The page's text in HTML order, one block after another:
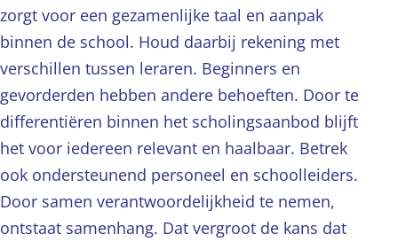
zorgt voor een gezamenlijke taal en aanpak
binnen de school. Houd daarbij rekening met
verschillen tussen leraren. Beginners en
gevorderden hebben andere behoeften. Door te
differentiëren binnen het scholingsaanbod blijft
het voor iedereen relevant en haalbaar. Betrek
ook ondersteunend personeel en schoolleiders.
Door samen verantwoordelijkheid te nemen,
ontstaat samenhang. Dat vergroot de kans dat